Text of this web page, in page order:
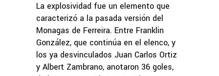
La explosividad fue un elemento que
caracterizó a la pasada versión del
Monagas de Ferreira. Entre Franklin
González, que continúa en el elenco, y
los ya desvinculados Juan Carlos Ortiz
y Albert Zambrano, anotaron 36 goles,